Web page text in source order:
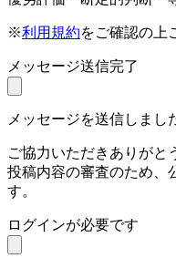
※利用規約をご確認の上
メッセージ送信完了
メッセージを送信しまし
ご協力いただきありがと
投稿内容の審査のため、
す。
ログインが必要です